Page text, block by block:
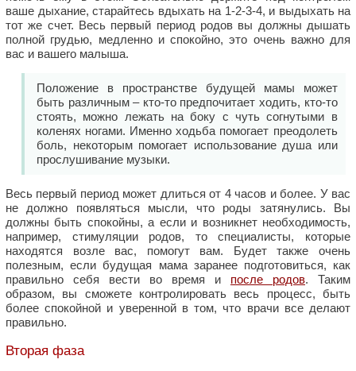
ваше дыхание, старайтесь вдыхать на 1-2-3-4, и выдыхать на
тот же счет. Весь первый период родов вы должны дышать
полной грудью, медленно и спокойно, это очень важно для
вас и вашего малыша.
Положение в пространстве будущей мамы может
быть различным – кто-то предпочитает ходить, кто-то
стоять, можно лежать на боку с чуть согнутыми в
коленях ногами. Именно ходьба помогает преодолеть
боль, некоторым помогает использование душа или
прослушивание музыки.
Весь первый период может длиться от 4 часов и более. У вас
не должно появляться мысли, что роды затянулись. Вы
должны быть спокойны, а если и возникнет необходимость,
например, стимуляции родов, то специалисты, которые
находятся возле вас, помогут вам. Будет также очень
полезным, если будущая мама заранее подготовиться, как
правильно себя вести во время и после родов. Таким
образом, вы сможете контролировать весь процесс, быть
более спокойной и уверенной в том, что врачи все делают
правильно.
Вторая фаза